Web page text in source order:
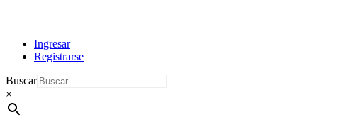
Ingresar
Registrarse
Buscar
×